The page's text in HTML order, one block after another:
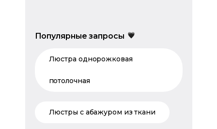
Популярные запросы
Люстра однорожковая
потолочная
Люстры с абажуром из ткани